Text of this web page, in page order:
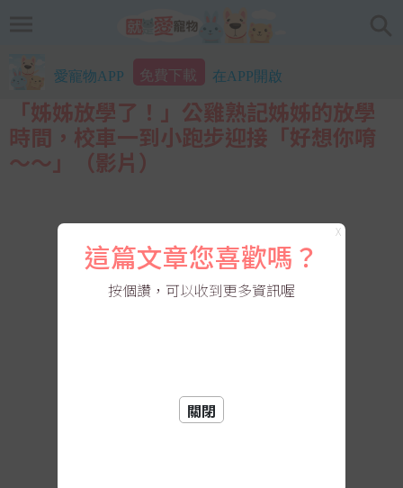
愛寵物APP 免費下載 在APP開啟
「姊姊放學了！」公雞熟記姊姊的放學
時間，校車一到小跑步迎接「好想你唷
～～」（影片）
X
這篇文章您喜歡嗎？
按個讚，可以收到更多資訊喔
關閉